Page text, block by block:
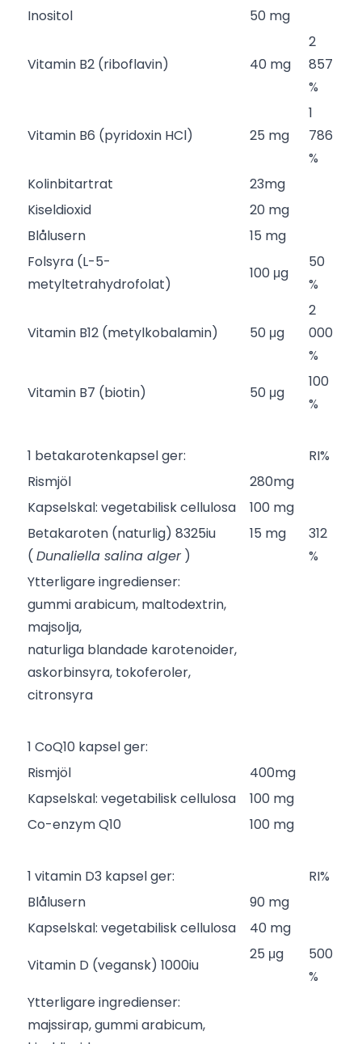
Inositol
50 mg
Vitamin B2 (riboflavin) 40 mg
2
857
%
Vitamin B6 (pyridoxin HCl) 25 mg
1
786
%
Kolinbitartrat
23mg
Kiseldioxid
20 mg
Blålusern
15 mg
Folsyra (L-5-
metyltetrahydrofolat)
100 μg
50
%
Vitamin B12 (metylkobalamin) 50 μg
2
000
%
Vitamin B7 (biotin)
50 μg
100
%
1 betakarotenkapsel ger:
RI%
Rismjöl
280mg
Kapselskal: vegetabilisk cellulosa
100 mg
Betakaroten (naturlig) 8325iu
( Dunaliella salina alger)
15 mg
312
%
Ytterligare ingredienser:
gummi arabicum, maltodextrin,
majsolja,
naturliga blandade karotenoider,
askorbinsyra, tokoferoler,
citronsyra
1 CoQ10 kapsel ger:
Rismjöl
400mg
Kapselskal: vegetabilisk cellulosa
100 mg
Co-enzym Q10
100 mg
1 vitamin D3 kapsel ger:
RI%
Blålusern
90 mg
Kapselskal: vegetabilisk cellulosa
40 mg
Vitamin D (vegansk) 1000iu
25 μg
500
%
Ytterligare ingredienser:
majssirap, gummi arabicum,